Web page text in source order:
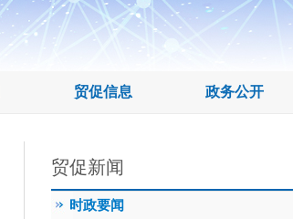
贸促信息 政务公开
贸促新闻
时政要闻